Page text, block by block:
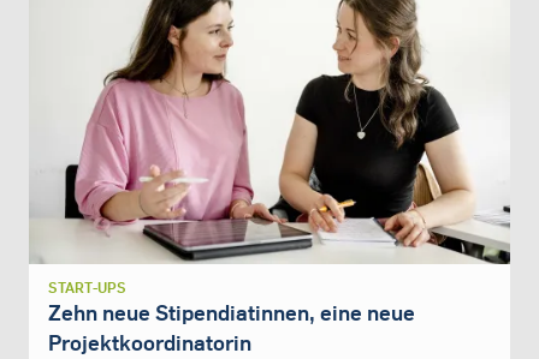
START-UPS
Zehn neue Stipendiatinnen, eine neue
Projektkoordinatorin